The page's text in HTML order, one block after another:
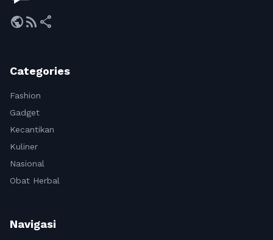
publicrss_feed share
Categories
Fashion
Gadget
Kecantikan
Kuliner
Nasional
Obat Herbal
Navigasi